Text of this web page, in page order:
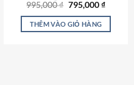
995,000₫ Giá
là:
995,000 ₫.
795,000₫Giá
tại
THÊM VÀO GIỎ HÀNG